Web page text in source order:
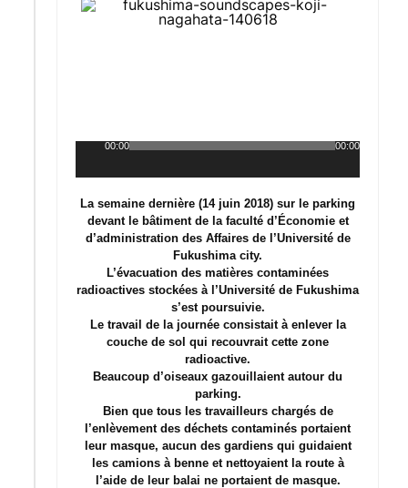
Lecteur
00:00 00:00
La semaine dernière (14 juin 2018) sur le parking
devant le bâtiment de la faculté d’Économie et
d’administration des Affaires de l’Université de
Fukushima city.
L’évacuation des matières contaminées
radioactives stockées à l’Université de Fukushima
s’est poursuivie.
Le travail de la journée consistait à enlever la
couche de sol qui recouvrait cette zone
radioactive.
Beaucoup d’oiseaux gazouillaient autour du
parking.
Bien que tous les travailleurs chargés de
l’enlèvement des déchets contaminés portaient
leur masque, aucun des gardiens qui guidaient
les camions à benne et nettoyaient la route à
l’aide de leur balai ne portaient de masque.